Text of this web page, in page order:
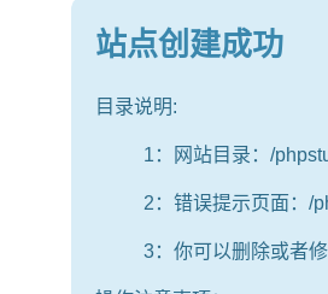
站点创建成功
目录说明:
1：网站目录：/
2：错误提示页面：/
3：你可以删除或者